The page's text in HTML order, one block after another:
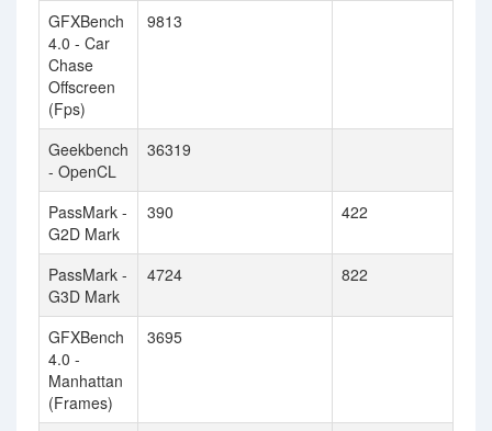
GFXBench
4.0 - Car
Chase
Offscreen
(Fps)
9813
Geekbench
- OpenCL
36319
PassMark -
G2D Mark
390 422
PassMark -
G3D Mark
4724 822
GFXBench
4.0 -
Manhattan
(Frames)
3695